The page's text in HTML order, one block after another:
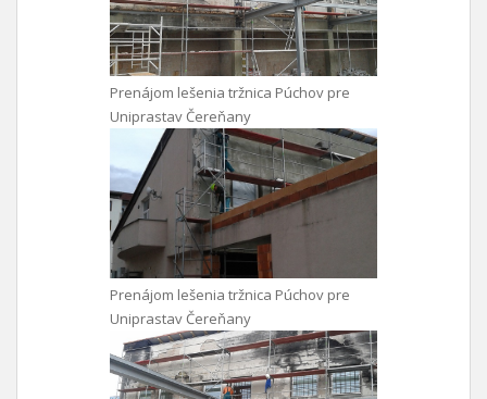
Prenájom lešenia tržnica Púchov pre
Uniprastav Čereňany
Prenájom lešenia tržnica Púchov pre
Uniprastav Čereňany